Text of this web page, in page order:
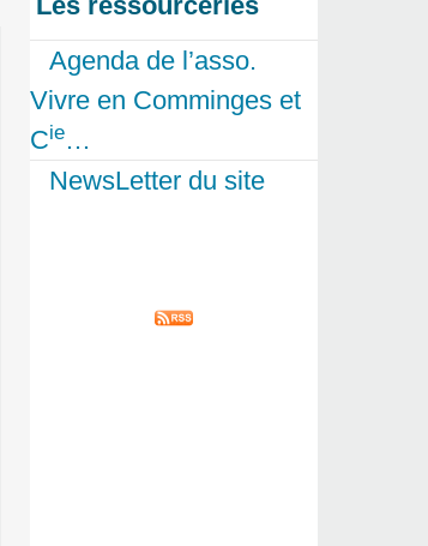
Agenda de l’asso.
Vivre en Comminges et
Cie…
NewsLetter du site